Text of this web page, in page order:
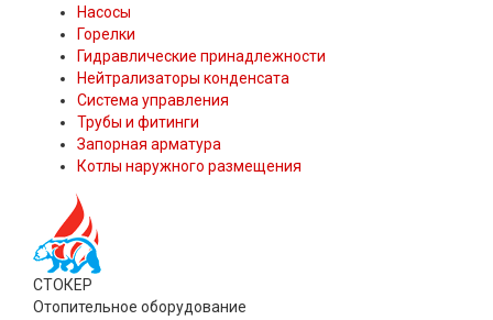
Насосы
Горелки
Гидравлические принадлежности
Нейтрализаторы конденсата
Система управления
Трубы и фитинги
Запорная арматура
Котлы наружного размещения
СТОКЕР
Отопительное оборудование